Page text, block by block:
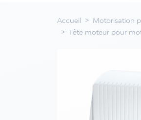
Accueil Motorisation
Tête moteur pour